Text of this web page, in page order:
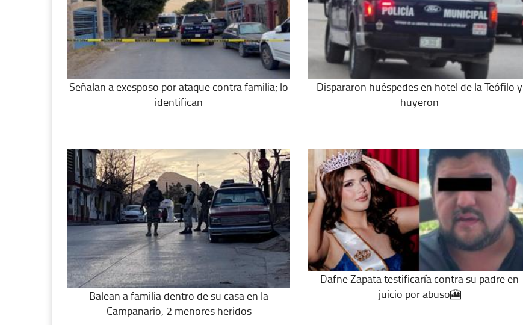
Señalan a exesposo por ataque contra familia; lo
identifican
Dispararon huéspedes en hotel de la Teófilo y
huyeron
Balean a familia dentro de su casa en la
Campanario, 2 menores heridos
Dafne Zapata testificaría contra su padre en
juicio por abuso🎦